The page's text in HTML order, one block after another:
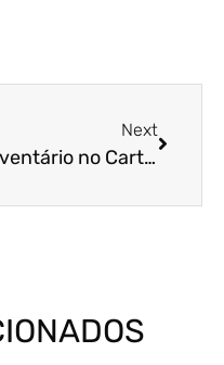
Next
Inventário no Cartório é Mais Barato? Descubra a Verdade